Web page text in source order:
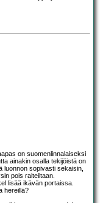
on suomenlinnalaiseksi
ainakin osalla tekijöistä on
luonnon sopivasti sekaisin,
pois raiteiltaan.
lisää ikävän portaissa.
hereillä?